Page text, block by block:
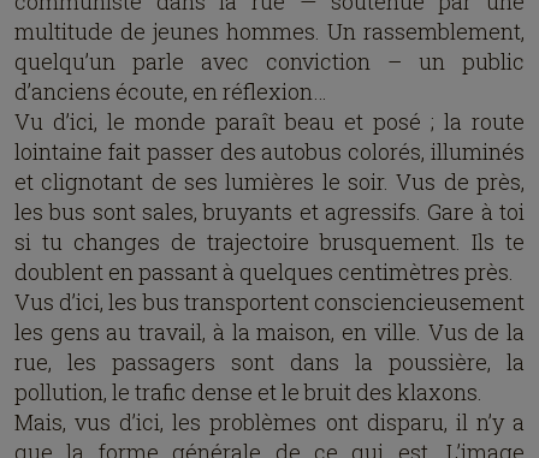
multitude de jeunes hommes. Un rassemblement,
quelqu’un parle avec conviction – un public
d’anciens écoute, en réflexion…
Vu d’ici, le monde paraît beau et posé ; la route
lointaine fait passer des autobus colorés, illuminés
et clignotant de ses lumières le soir. Vus de près,
les bus sont sales, bruyants et agressifs. Gare à toi
si tu changes de trajectoire brusquement. Ils te
doublent en passant à quelques centimètres près.
Vus d’ici, les bus transportent consciencieusement
les gens au travail, à la maison, en ville. Vus de la
rue, les passagers sont dans la poussière, la
pollution, le trafic dense et le bruit des klaxons.
Mais, vus d’ici, les problèmes ont disparu, il n’y a
que la forme générale de ce qui est. L’image